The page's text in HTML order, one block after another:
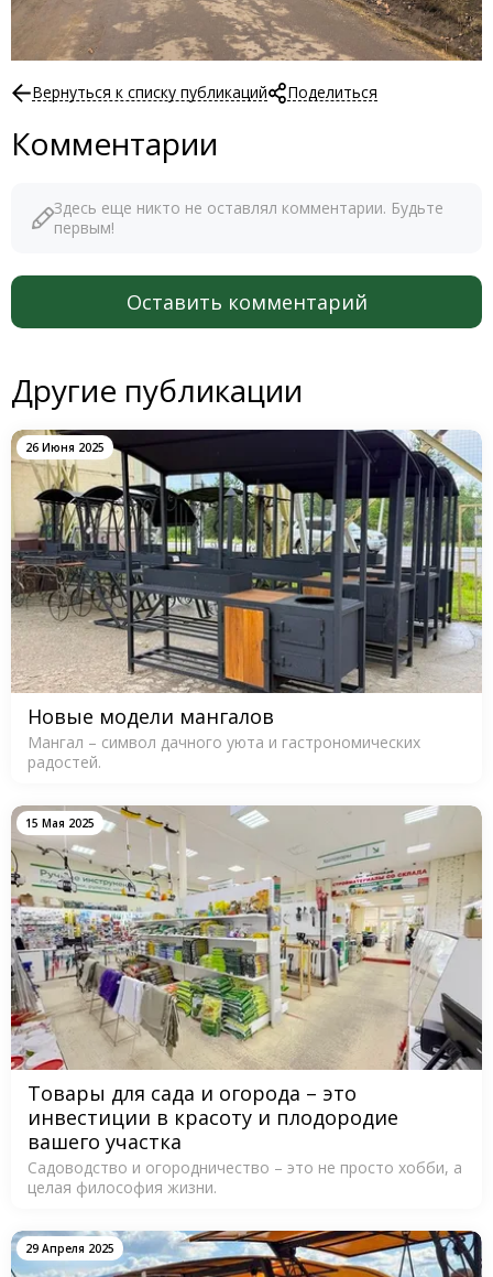
Вернуться к списку публикаций Поделиться
Комментарии
Здесь еще никто не оставлял комментарии. Будьте
первым!
Оставить комментарий
Другие публикации
26 Июня 2025
Новые модели мангалов
Мангал – символ дачного уюта и гастрономических
радостей.
15 Мая 2025
Товары для сада и огорода – это
инвестиции в красоту и плодородие
вашего участка
Садоводство и огородничество – это не просто хобби, а
целая философия жизни.
29 Апреля 2025